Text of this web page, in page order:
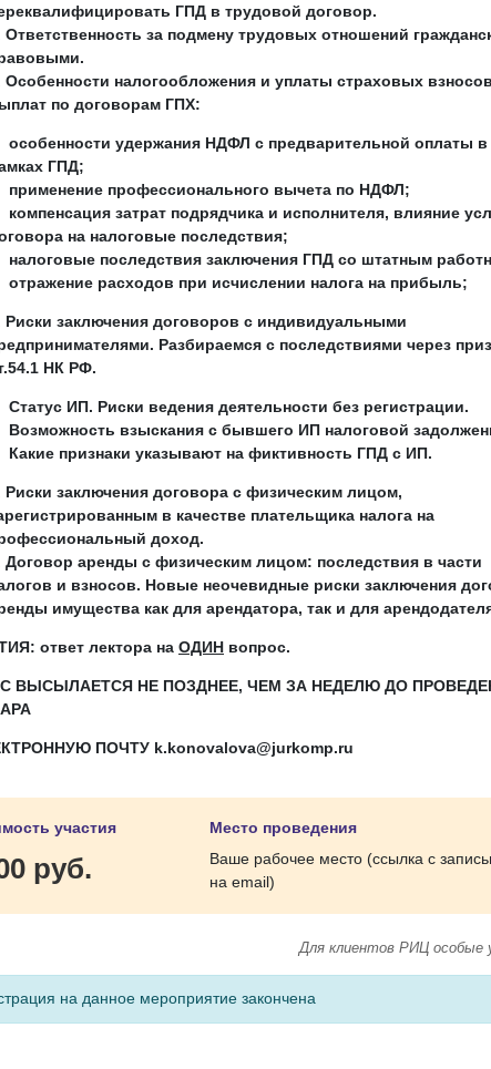
ГПД в трудовой договор.
Ответственность за подмену трудовых отношений
Особенности налогообложения и уплаты страховых
по договорам ГПХ:
особенности удержания НДФЛ с предварительной оплаты в
ГПД;
применение профессионального вычета по НДФЛ;
компенсация затрат подрядчика и исполнителя, влияние
на налоговые последствия;
налоговые последствия заключения ГПД со штатным
отражение расходов при исчислении налога на прибыль;
Риски заключения договоров с индивидуальными
Разбираемся с последствиями через
НК РФ.
Статус ИП. Риски ведения деятельности без регистрации.
Возможность взыскания с бывшего ИП налоговой
Какие признаки указывают на фиктивность ГПД с ИП.
Риски заключения договора с физическим лицом,
в качестве плательщика налога на
доход.
Договор аренды с физическим лицом: последствия в части
и взносов. Новые неочевидные риски заключения
имущества как для арендатора, так и для
ответ лектора на ОДИН вопрос.
ВЫСЫЛАЕТСЯ НЕ ПОЗДНЕЕ, ЧЕМ ЗА НЕДЕЛЮ ДО
ПОЧТУ k.konovalova@jurkomp.ru
участия
руб.
Место проведения
Ваше рабочее место (ссылка с
на email)
Для клиентов РИЦ особые
на данное мероприятие закончена